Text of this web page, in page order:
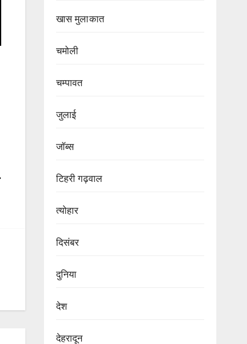
खास मुलाकात
चमोली
चम्पावत
जुलाई
जॉब्स
टिहरी गढ़वाल
त्योहार
दिसंबर
दुनिया
देश
देहरादून